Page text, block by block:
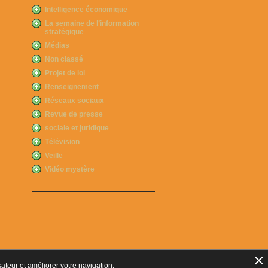
Intelligence économique
La semaine de l’information
stratégique
Médias
Non classé
Projet de loi
Renseignement
Réseaux sociaux
Revue de presse
sociale et juridique
Télévision
Veille
Vidéo mystère
et améliorer votre navigation. ×